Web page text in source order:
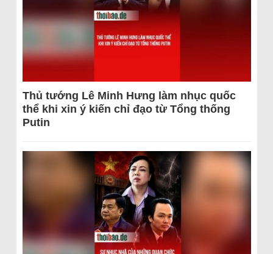
Thủ tướng Lê Minh Hưng làm nhục quốc
thể khi xin ý kiến chỉ đạo từ Tổng thống
Putin